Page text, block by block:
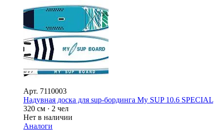
Арт. 7110003
Надувная доска для sup-бординга My SUP 10.6 SPECIAL
320 см · 2 чел
Нет в наличии
Аналоги